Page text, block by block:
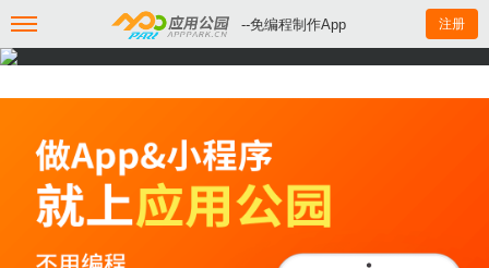
--免编程制作App 注册